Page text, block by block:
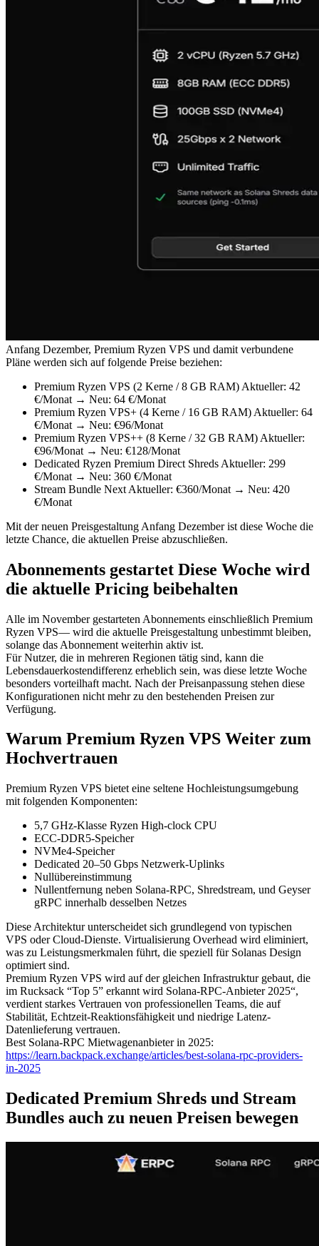
Anfang Dezember, Premium Ryzen VPS und damit verbundene
Pläne werden sich auf folgende Preise beziehen:
Premium Ryzen VPS (2 Kerne / 8 GB RAM) Aktueller: 42
€/Monat → Neu: 64 €/Monat
Premium Ryzen VPS+ (4 Kerne / 16 GB RAM) Aktueller: 64
€/Monat → Neu: €96/Monat
Premium Ryzen VPS++ (8 Kerne / 32 GB RAM) Aktueller:
€96/Monat → Neu: €128/Monat
Dedicated Ryzen Premium Direct Shreds Aktueller: 299
€/Monat → Neu: 360 €/Monat
Stream Bundle Next Aktueller: €360/Monat → Neu: 420
€/Monat
Mit der neuen Preisgestaltung Anfang Dezember ist diese Woche die
letzte Chance, die aktuellen Preise abzuschließen.
Abonnements gestartet Diese Woche wird
die aktuelle Pricing beibehalten
Alle im November gestarteten Abonnements einschließlich Premium
Ryzen VPS— wird die aktuelle Preisgestaltung unbestimmt bleiben,
solange das Abonnement weiterhin aktiv ist.
Für Nutzer, die in mehreren Regionen tätig sind, kann die
Lebensdauerkostendifferenz erheblich sein, was diese letzte Woche
besonders vorteilhaft macht. Nach der Preisanpassung stehen diese
Konfigurationen nicht mehr zu den bestehenden Preisen zur
Verfügung.
Warum Premium Ryzen VPS Weiter zum
Hochvertrauen
Premium Ryzen VPS bietet eine seltene Hochleistungsumgebung
mit folgenden Komponenten:
5,7 GHz-Klasse Ryzen High-clock CPU
ECC-DDR5-Speicher
NVMe4-Speicher
Dedicated 20–50 Gbps Netzwerk-Uplinks
Nullübereinstimmung
Nullentfernung neben Solana-RPC, Shredstream, und Geyser
gRPC innerhalb desselben Netzes
Diese Architektur unterscheidet sich grundlegend von typischen
VPS oder Cloud-Dienste. Virtualisierung Overhead wird eliminiert,
was zu Leistungsmerkmalen führt, die speziell für Solanas Design
optimiert sind.
Premium Ryzen VPS wird auf der gleichen Infrastruktur gebaut, die
im Rucksack “Top 5” erkannt wird Solana-RPC-Anbieter 2025“,
verdient starkes Vertrauen von professionellen Teams, die auf
Stabilität, Echtzeit-Reaktionsfähigkeit und niedrige Latenz-
Datenlieferung vertrauen.
Best Solana-RPC Mietwagenanbieter in 2025:
https://learn.backpack.exchange/articles/best-solana-rpc-providers-
in-2025
Dedicated Premium Shreds und Stream
Bundles auch zu neuen Preisen bewegen